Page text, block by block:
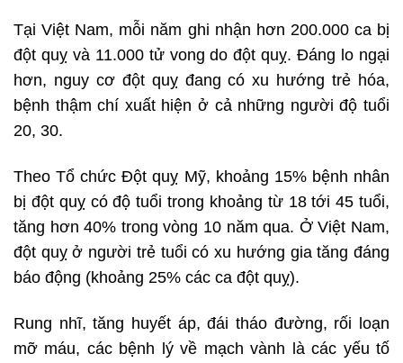
Tại Việt Nam, mỗi năm ghi nhận hơn 200.000 ca bị
đột quỵ và 11.000 tử vong do đột quỵ. Đáng lo ngại
hơn, nguy cơ đột quỵ đang có xu hướng trẻ hóa,
bệnh thậm chí xuất hiện ở cả những người độ tuổi
20, 30.
Theo Tổ chức Đột quỵ Mỹ, khoảng 15% bệnh nhân
bị đột quỵ có độ tuổi trong khoảng từ 18 tới 45 tuổi,
tăng hơn 40% trong vòng 10 năm qua. Ở Việt Nam,
đột quỵ ở người trẻ tuổi có xu hướng gia tăng đáng
báo động (khoảng 25% các ca đột quỵ).
Rung nhĩ, tăng huyết áp, đái tháo đường, rối loạn
mỡ máu, các bệnh lý về mạch vành là các yếu tố